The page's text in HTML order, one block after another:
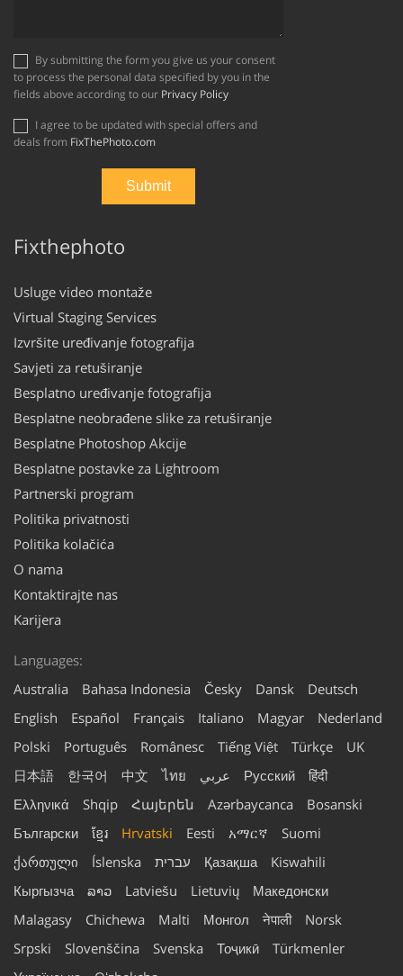
to process the personal data specified by you in the
fields above according to our Privacy Policy
deals from FixThePhoto.com
Fixthephoto
Usluge video montaže
Virtual Staging Services
Izvršite uređivanje fotografija
Savjeti za retuširanje
Besplatno uređivanje fotografija
Besplatne neobrađene slike za retuširanje
Besplatne Photoshop Akcije
Besplatne postavke za Lightroom
Partnerski program
Politika privatnosti
Politika kolačića
O nama
Kontaktirajte nas
Karijera
Languages:
Australia
Bahasa Indonesia Česky Dansk
Deutsch
English
Español Français Italiano Magyar
Nederland
Polski
Português Românesc Tiếng Việt Türkçe
UK
日本語
한국어 中文 ไทย عربي Русский
हिंदी
Ελληνικά
Shqip Հայերեն Azərbaycanca
Bosanski
Български
ខ្មែរ Hrvatski Eesti አማርኛ
Suomi
ქართული
Íslenska עברית Қазақша
Kiswahili
Кыргызча
ລາວ Latviešu Lietuvių
Македонски
Malagasy
Chichewa Malti Монгол नेपाली
Norsk
Srpski
Slovenščina Svenska Тоҷикӣ
Türkmenler